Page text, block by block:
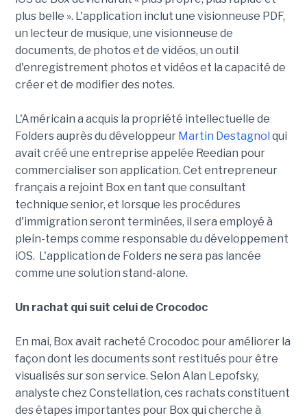
plus belle ». L'application inclut une visionneuse PDF,
un lecteur de musique, une visionneuse de
documents, de photos et de vidéos, un outil
d'enregistrement photos et vidéos et la capacité de
créer et de modifier des notes.
L'Américain a acquis la propriété intellectuelle de
Folders auprès du développeur Martin Destagnol qui
avait créé une entreprise appelée Reedian pour
commercialiser son application. Cet entrepreneur
français a rejoint Box en tant que consultant
technique senior, et lorsque les procédures
d'immigration seront terminées, il sera employé à
plein-temps comme responsable du développement
iOS. L'application de Folders ne sera pas lancée
comme une solution stand-alone.
Un rachat qui suit celui de Crocodoc
En mai, Box avait racheté Crocodoc pour améliorer la
façon dont les documents sont restitués pour être
visualisés sur son service. Selon Alan Lepofsky,
analyste chez Constellation, ces rachats constituent
des étapes importantes pour Box qui cherche à